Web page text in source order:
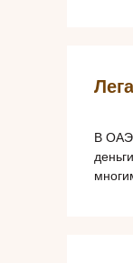
В ОАЭ